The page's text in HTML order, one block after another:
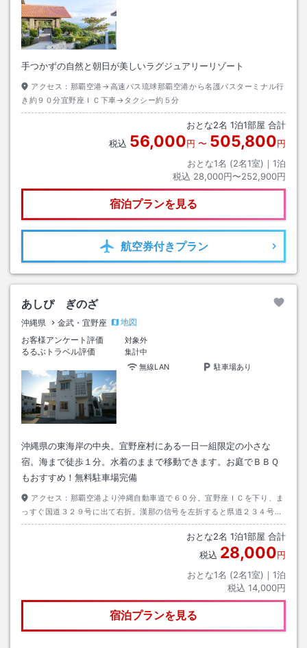
手つかずの自然と朝日が美しいラグジュアリーリゾート
アクセス： 那覇空港→高速バス琉球那覇空港から名護バスターミナル行
き約９０分宜野座ＩＣ下車→タクシー約５分
おとな2名 1泊1部屋 合計
税込 56,000円 〜 505,800円
おとな1名 (2名1室)｜ 1泊
税込 28,000円〜252,900円
宿泊プランを見る
航空券付きプラン
あしぴ ぎのざ
沖縄県 金武・宜野座
地図
お客様アンケート評価
対象外
るるぶトラベル評価
集計中
無線LAN
駐車場あり
沖縄県の東海岸の中央。宜野座村にある一日一組限定の小さな
宿。海まで徒歩１分。水着のままで移動できます。お庭でＢＢＱ
もおすすめ！無料駐車場完備
アクセス： 那覇空港より沖縄自動車道で６０分。宜野座ＩＣを下り、ま
っすぐ国道３２９号に出て右折。漢那の信号を左折すると県道２３４号に
入ります。道なりに走り宜野座漁港の手前を右に入ると炭焼屋てんぷすさ
おとな2名 1泊1部屋 合計
税込 28,000円
おとな1名 (2名1室)｜ 1泊
税込 14,000円
宿泊プランを見る